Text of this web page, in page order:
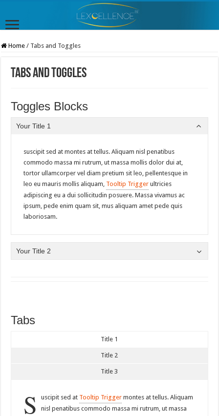
Home / Tabs and Toggles
Tabs and Toggles
Toggles Blocks
Your Title 1
suscipit sed at montes at tellus. Aliquam nisl penatibus
commodo massa mi rutrum, ut massa mollis dolor dui at,
tortor ullamcorper vel diam pretium sit leo, pellentesque in
leo eu mauris mollis aliquam, Tooltip Trigger ultricies
adipiscing eu a dui sollicitudin posuere. Massa vivamus ac
ipsum, pede enim quam sit, mus aliquam amet pede quis
laboriosam.
Your Title 2
Tabs
Title 1
Title 2
Title 3
S uscipit sed at Tooltip Trigger montes at tellus. Aliquam
nisl penatibus commodo massa mi rutrum, ut massa